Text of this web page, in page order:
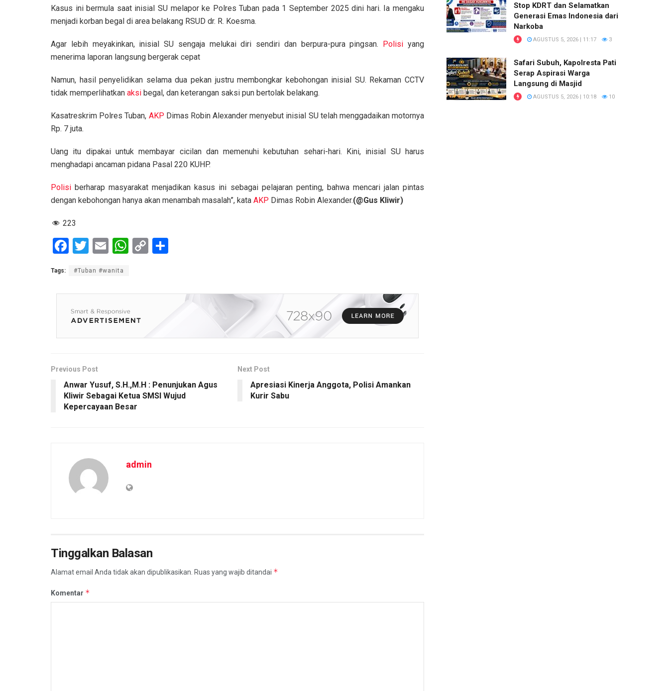
Kasus ini bermula saat inisial SU melapor ke Polres Tuban pada 1 September 2025 dini hari. Ia mengaku
menjadi korban begal di area belakang RSUD dr. R. Koesma.
Agar lebih meyakinkan, inisial SU sengaja melukai diri sendiri dan berpura-pura pingsan. Polisi yang
menerima laporan langsung bergerak cepat
Namun, hasil penyelidikan selama dua pekan justru membongkar kebohongan inisial SU. Rekaman CCTV
tidak memperlihatkan aksi begal, dan keterangan saksi pun bertolak belakang.
Kasatreskrim Polres Tuban, AKP Dimas Robin Alexander menyebut inisial SU telah menggadaikan motornya
Rp. 7 juta.
Uang itu dipakai untuk membayar cicilan dan memenuhi kebutuhan sehari-hari. Kini, inisial SU harus
menghadapi ancaman pidana Pasal 220 KUHP.
Polisi berharap masyarakat menjadikan kasus ini sebagai pelajaran penting, bahwa mencari jalan pintas
dengan kebohongan hanya akan menambah masalah”, kata AKP Dimas Robin Alexander.(@Gus Kliwir)
223
F
ce
b
o
o
k
T
tt
er
E
ail
W
s
A
p
p
C
Li e
Tags: #Tuban #wanita
Previous Post
Anwar Yusuf, S.H.,M.H : Penunjukan Agus
Kliwir Sebagai Ketua SMSI Wujud
Kepercayaan Besar
Next Post
Apresiasi Kinerja Anggota, Polisi Amankan
Kurir Sabu
admin
Tinggalkan Balasan
Alamat email Anda tidak akan dipublikasikan. Ruas yang wajib ditandai *
Komentar *
Stop KDRT dan Selamatkan
Generasi Emas Indonesia dari
Narkoba
AGUSTUS 5, 2026 | 11:17 3
Safari Subuh, Kapolresta Pati
Serap Aspirasi Warga
Langsung di Masjid
AGUSTUS 5, 2026 | 10:18 10